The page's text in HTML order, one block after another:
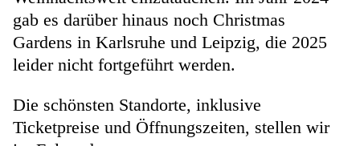
gab es darüber hinaus noch Christmas
Gardens in Karlsruhe und Leipzig, die 2025
leider nicht fortgeführt werden.
Die schönsten Standorte, inklusive
Ticketpreise und Öffnungszeiten, stellen wir